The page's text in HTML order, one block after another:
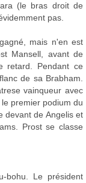
(le bras droit de
pas.
mais n'en est
Mansell, avant de
retard. Pendant ce
de sa Brabham.
vainqueur avec
premier podium du
devant de Angelis et
Prost se classe
bohu. Le président